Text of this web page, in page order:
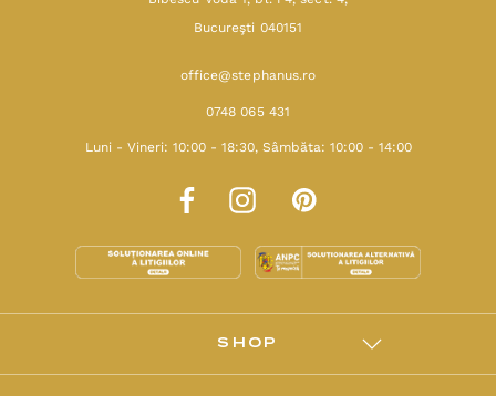
Bucureşti 040151
office@stephanus.ro
0748 065 431
Luni - Vineri: 10:00 - 18:30, Sâmbăta: 10:00 - 14:00
SHOP